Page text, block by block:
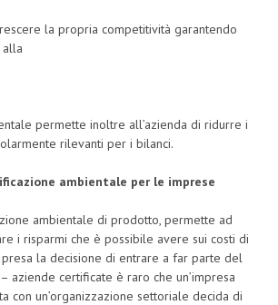
la propria competitività garantendo
permette inoltre all’azienda di ridurre i
rilevanti per i bilanci.
ambientale per le imprese
ambientale di prodotto, permette ad
i risparmi che è possibile avere sui costi di
la decisione di entrare a far parte del
aziende certificate è raro che un’impresa
con un’organizzazione settoriale decida di